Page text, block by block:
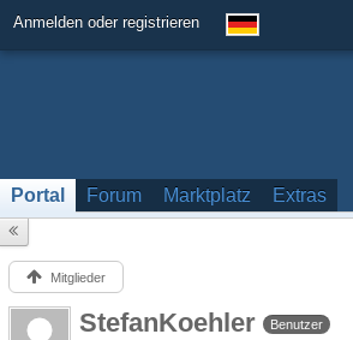
Anmelden oder registrieren
Portal Forum Marktplatz Extras
Mitglieder
StefanKoehler
Benutzer